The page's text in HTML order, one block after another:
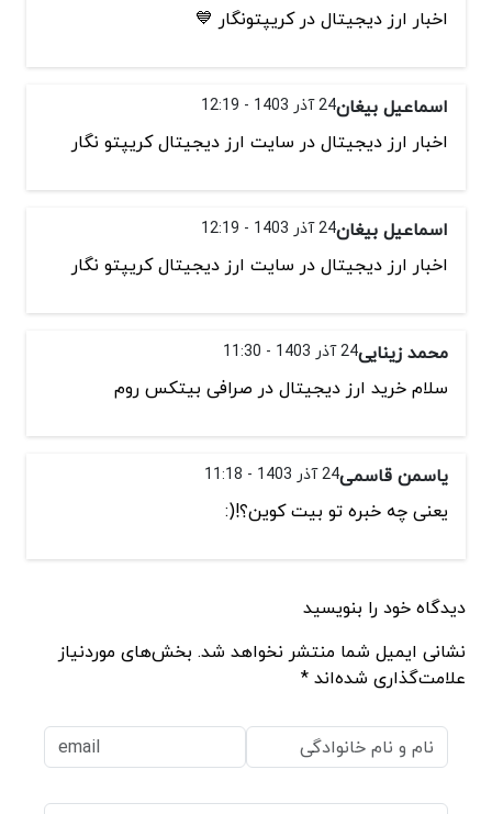
اخبار ارز دیجیتال در کریپتونگار 💙
اسماعیل بیغان24 آذر 1403 - 12:19
اخبار ارز دیجیتال در سایت ارز دیجیتال کریپتو نگار
اسماعیل بیغان24 آذر 1403 - 12:19
اخبار ارز دیجیتال در سایت ارز دیجیتال کریپتو نگار
محمد زینایی24 آذر 1403 - 11:30
سلام خرید ارز دیجیتال در صرافی بیتکس روم
یاسمن قاسمی24 آذر 1403 - 11:18
یعنی چه خبره تو بیت کوین؟!(:
دیدگاه خود را بنویسید
نشانی ایمیل شما منتشر نخواهد شد. بخش‌های موردنیاز
علامت‌گذاری شده‌اند *